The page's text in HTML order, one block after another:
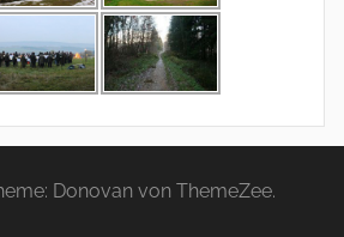
Donovan von ThemeZee.